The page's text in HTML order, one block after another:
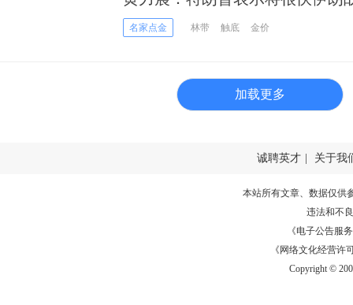
上涨
名家点金 林带 触底 金价
加载更多
诚聘英才 关于我
本站所有文章、数据仅供
违法和不
《电子公告服务
《网络文化经营许
Copyright ©